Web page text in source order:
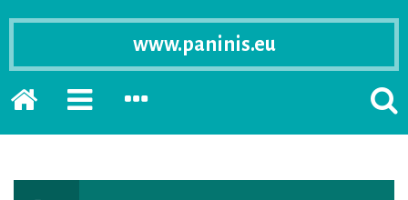
www.paninis.eu
Startseite
PRIMÄRE
ERWEITERN
SEKUNDÄRE
ERWEITERN